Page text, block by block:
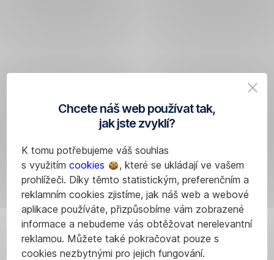
Chcete náš web používat tak,
jak jste zvyklí?
K tomu potřebujeme váš souhlas
s využitím cookies
, které se ukládají ve vašem
prohlížeči. Díky těmto statistickým, preferenčním a
reklamním cookies zjistíme, jak náš web a webové
aplikace používáte, přizpůsobíme vám zobrazené
informace a nebudeme vás obtěžovat nerelevantní
reklamou. Můžete také pokračovat pouze s
cookies nezbytnými pro jejich fungování.